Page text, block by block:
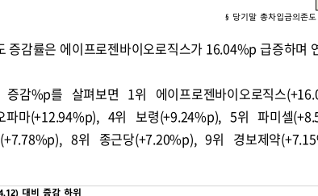
증감률은 에이프로젠바이오로직스가 16.04%p 급증하며
감%p를 살펴보면 1위 에이프로젠바이오로직스
파마(+12.94%p), 4위 보령(+9.24%p), 5위 파미셀
8위 종근당(+7.20%p), 9위 경보제약